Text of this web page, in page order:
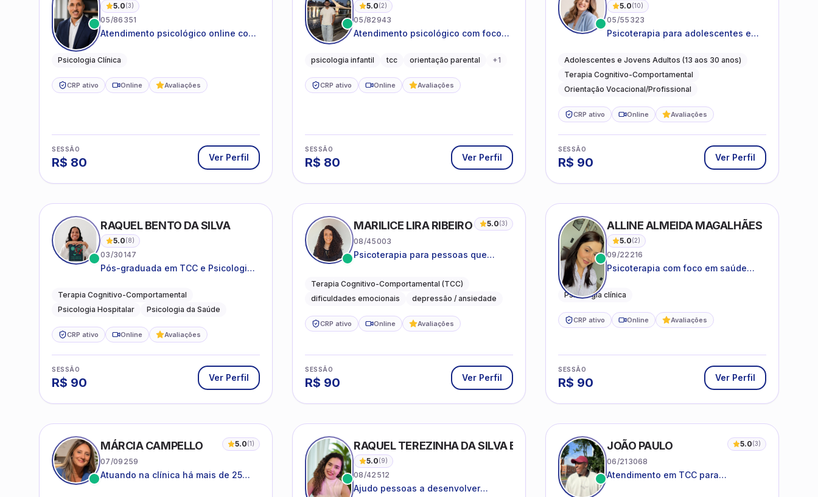
5.0(3)
05/86351
Atendimento psicológico online com
Psicologia Clínica
CRP ativo Online Avaliações
SESSÃO
R$ 80 Ver Perfil
5.0(2)
05/82943
Atendimento psicológico com foco
Comportamental (TCC), promovendo
vida.
psicologia infantil tcc orientação parental +1
CRP ativo Online Avaliações
SESSÃO
R$ 80 Ver Perfil
5.0(10)
05/55323
Psicoterapia para adolescentes e
ansiedade, autoestima, relações e
orientação profissional
Adolescentes e Jovens Adultos (13 aos 30 anos)
Terapia Cognitivo-Comportamental
Orientação Vocacional/Profissional
CRP ativo Online Avaliações
SESSÃO
R$ 90 Ver Perfil
RAQUEL BENTO DA SILVA
5.0(8)
03/30147
Pós-graduada em TCC e Psicologia
Terapia Cognitivo-Comportamental
Psicologia Hospitalar
Psicologia da Saúde
CRP ativo Online Avaliações
SESSÃO
R$ 90 Ver Perfil
MARILICE LIRA RIBEIRO 5.0(3)
08/45003
Psicoterapia para pessoas que
lidar com as dificuldades do dia a
dia
Terapia Cognitivo-Comportamental (TCC)
dificuldades emocionais
depressão / ansiedade
CRP ativo Online Avaliações
SESSÃO
R$ 90 Ver Perfil
ALLINE ALMEIDA MAGALHÃES
5.0(2)
09/22216
Psicoterapia com foco em saúde
autoestima para adolescentes e
Psicologia clínica
CRP ativo Online Avaliações
SESSÃO
R$ 90 Ver Perfil
MÁRCIA CAMPELLO 5.0(1)
07/09259
Atuando na clínica há mais de 25
RAQUEL TEREZINHA DA SILVA BIONDI
5.0(9)
08/42512
Ajudo pessoas a desenvolver
JOÃO PAULO 5.0(3)
06/213068
Atendimento em TCC para